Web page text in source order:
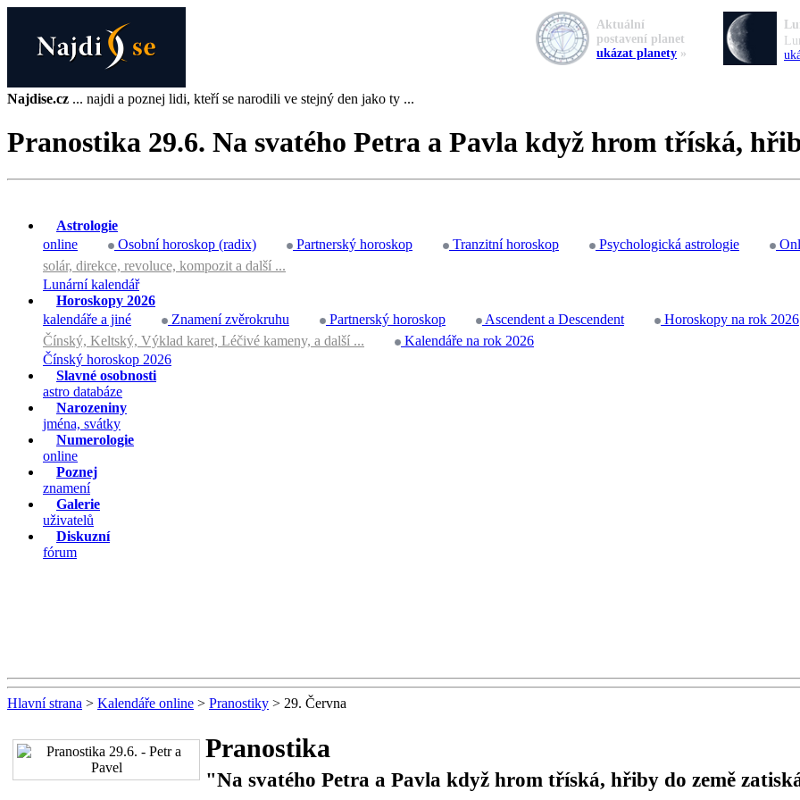
Najdise.cz ... najdi a poznej lidi, kteří se narodili ve stejný den jako ty ...
Pranostika 29.6. Na svatého Petra a Pavla když hrom tříská,
Astrologie
online
Osobní horoskop (radix) Partnerský horoskop Tranzitní horoskop Psychologická astrologie
solár, direkce, revoluce, kompozit a další ...
Lunární kalendář
Horoskopy 2026
kalendáře a jiné
Znamení zvěrokruhu Partnerský horoskop Ascendent a Descendent
Horoskopy na rok 2026
Čínský, Keltský, Výklad karet, Léčivé kameny, a další ...
Kalendáře na rok 2026
Čínský horoskop 2026
Slavné osobnosti
astro databáze
Narozeniny
jména, svátky
Numerologie
online
Poznej
znamení
Galerie
uživatelů
Diskuzní
fórum
Hlavní strana > Kalendáře online > Pranostiky > 29. Června
Pranostika
"Na svatého Petra a Pavla když hrom tříská, hřiby do země
Aktuální
postavení planet
ukázat planety »